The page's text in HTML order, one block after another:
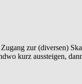
zur (diversen)
kurz aussteigen,